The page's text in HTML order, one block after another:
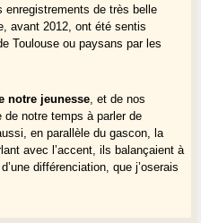
enregistrements de très belle
avant 2012, ont été sentis
Toulouse ou paysans par les
notre jeunesse , et de nos
notre temps à parler de
en parallèle du gascon, la
avec l’accent, ils balançaient à
différenciation, que j’oserais